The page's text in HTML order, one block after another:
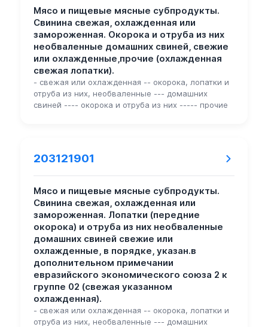
Мясо и пищевые мясные субпродукты.
Свинина свежая, охлажденная или
замороженная. Окорока и отруба из них
необваленные домашних свиней, свежие
или охлажденные,прочие (охлажденная
свежая лопатки).
- свежая или охлажденная -- окорока, лопатки и
отруба из них, необваленные --- домашних
свиней ---- окорока и отруба из них ----- прочие
203121901
Мясо и пищевые мясные субпродукты.
Свинина свежая, охлажденная или
замороженная. Лопатки (передние
окорока) и отруба из них необваленные
домашних свиней свежие или
охлажденные, в порядке, указан.в
дополнительном примечании
евразийского экономического союза 2 к
группе 02 (свежая указанном
охлажденная).
- свежая или охлажденная -- окорока, лопатки и
отруба из них, необваленные --- домашних